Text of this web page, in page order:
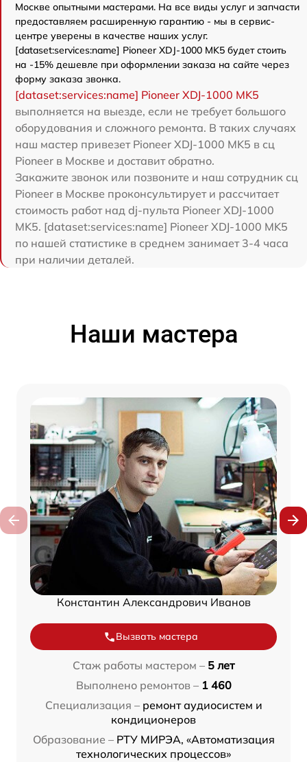
Москве опытными мастерами. На все виды услуг и запчасти
предоставляем расширенную гарантию - мы в сервис-
центре уверены в качестве наших услуг.
[dataset:services:name] Pioneer XDJ-1000 MK5 будет стоить
на -15% дешевле при оформлении заказа на сайте через
форму заказа звонка.
[dataset:services:name] Pioneer XDJ-1000 MK5
выполняется на выезде, если не требует большого
оборудования и сложного ремонта. В таких случаях
наш мастер привезет Pioneer XDJ-1000 MK5 в сц
Pioneer в Москве и доставит обратно.
Закажите звонок или позвоните и наш сотрудник сц
Pioneer в Москве проконсультирует и рассчитает
стоимость работ над dj-пульта Pioneer XDJ-1000
MK5. [dataset:services:name] Pioneer XDJ-1000 MK5
по нашей статистике в среднем занимает 3-4 часа
при наличии деталей.
Наши мастера
Константин Александрович Иванов
Вызвать мастера
Стаж работы мастером – 5 лет
Выполнено ремонтов – 1 460
Специализация – ремонт аудиосистем и
кондиционеров
Образование – РТУ МИРЭА, «Автоматизация
технологических процессов»